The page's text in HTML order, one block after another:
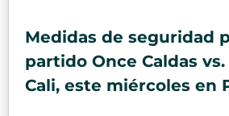
Medidas de seguridad
partido Once Caldas
Cali, este miércoles en